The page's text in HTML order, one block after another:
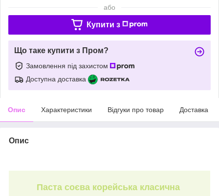
або
Купити з
Що таке купити з Пром?
Замовлення під захистом
Доступна доставка
Опис Характеристики Відгуки про товар Доставка
Опис
Паста соєва корейська класична